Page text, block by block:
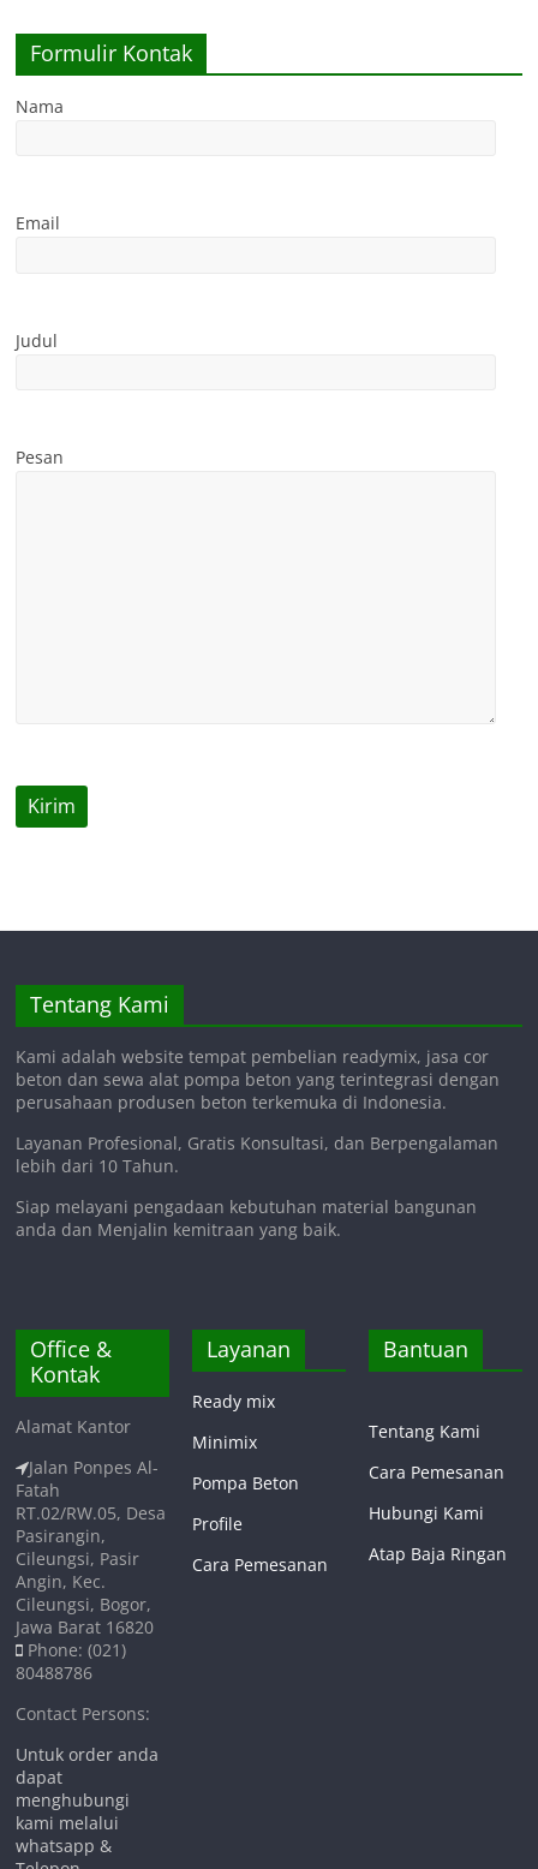
Formulir Kontak
Nama
Email
Judul
Pesan
Tentang Kami
Kami adalah website tempat pembelian readymix, jasa cor
beton dan sewa alat pompa beton yang terintegrasi dengan
perusahaan produsen beton terkemuka di Indonesia.
Layanan Profesional, Gratis Konsultasi, dan Berpengalaman
lebih dari 10 Tahun.
Siap melayani pengadaan kebutuhan material bangunan
anda dan Menjalin kemitraan yang baik.
Office &
Kontak
Alamat Kantor
Jalan Ponpes Al-
Fatah
RT.02/RW.05, Desa
Pasirangin,
Cileungsi, Pasir
Angin, Kec.
Cileungsi, Bogor,
Jawa Barat 16820
Phone: (021)
80488786
Contact Persons:
Untuk order anda
dapat
menghubungi
kami melalui
whatsapp &
Layanan
Ready mix
Minimix
Pompa Beton
Profile
Cara Pemesanan
Bantuan
Tentang Kami
Cara Pemesanan
Hubungi Kami
Atap Baja Ringan